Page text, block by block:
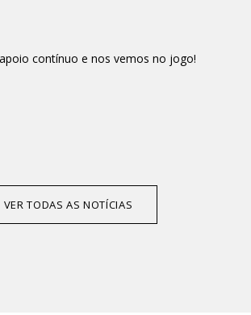
contínuo e nos vemos no jogo!
VER TODAS AS NOTÍCIAS